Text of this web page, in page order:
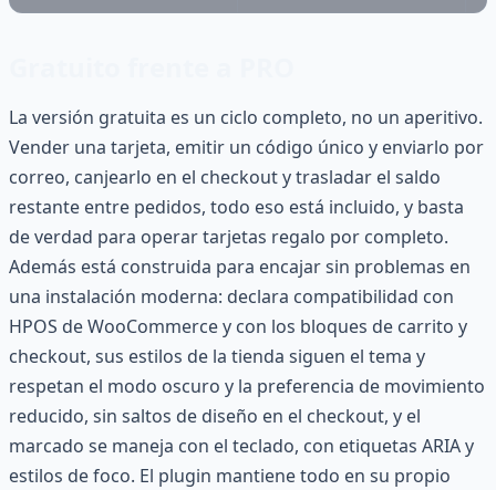
La versión gratuita es un ciclo completo, no un aperitivo.
Vender una tarjeta, emitir un código único y enviarlo por
correo, canjearlo en el checkout y trasladar el saldo
restante entre pedidos, todo eso está incluido, y basta
de verdad para operar tarjetas regalo por completo.
Además está construida para encajar sin problemas en
una instalación moderna: declara compatibilidad con
HPOS de WooCommerce y con los bloques de carrito y
checkout, sus estilos de la tienda siguen el tema y
respetan el modo oscuro y la preferencia de movimiento
reducido, sin saltos de diseño en el checkout, y el
marcado se maneja con el teclado, con etiquetas ARIA y
estilos de foco. El plugin mantiene todo en su propio